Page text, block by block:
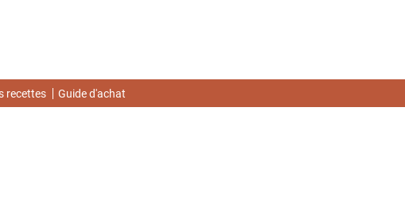
recettes Guide d'achat